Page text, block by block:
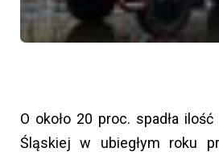
O około 20 proc. spadła
Śląskiej w ubiegłym roku